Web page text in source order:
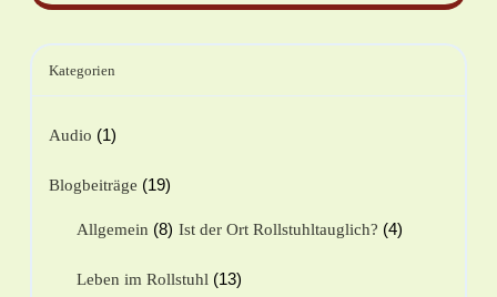
Kategorien
Audio (1)
Blogbeiträge (19)
Allgemein (8) Ist der Ort Rollstuhltauglich? (4)
Leben im Rollstuhl (13)